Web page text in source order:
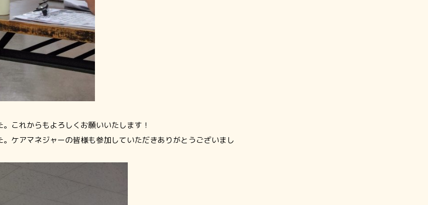
これからもよろしくお願いいたします！
ケアマネジャーの皆様も参加していただきありがとうございまし